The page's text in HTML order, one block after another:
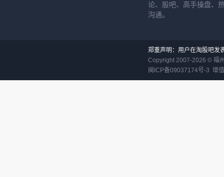
论、股吧、高手操盘、
沟通。
郑重声明：用户在淘股吧发
Copyright 2007-2026 © 福
闽ICP备09037174号-3 增